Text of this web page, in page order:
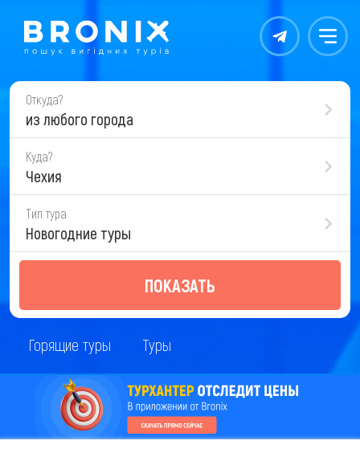
Контакты Меню
Откуда?
из любого города
Куда?
Чехия
Тип тура
Новогодние туры
ПОКАЗАТЬ
Горящие туры Туры